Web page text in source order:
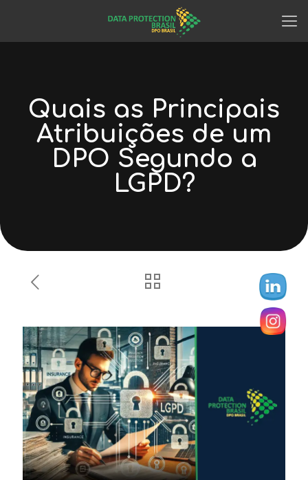
Quais as Principais
Atribuições de um
DPO Segundo a
LGPD?